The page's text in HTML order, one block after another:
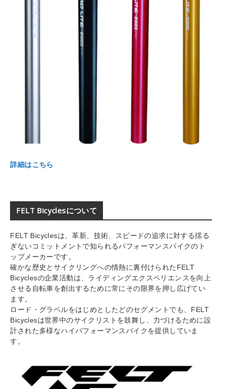
詳細はこちら
FELT Bicyclesについて
FELT Bicyclesは、革新、技術、スピードの追求に対する揺る
ぎないコミットメントで知られるパフォーマンスバイクのト
ップメーカーです。
確かな歴史とサイクリングへの情熱に裏付けられたFELT
Bicyclesの企業活動は、ライディングエクスペリエンスを向上
させる自転車を創出するために常にその限界を押し広げてい
ます。
ロード・グラベルをはじめとしたどのセグメントでも、FELT
Bicyclesは世界中のサイクリストを鼓舞し、力づけるために設
計された多様なハイパフォーマンスバイクを提供していま
す。